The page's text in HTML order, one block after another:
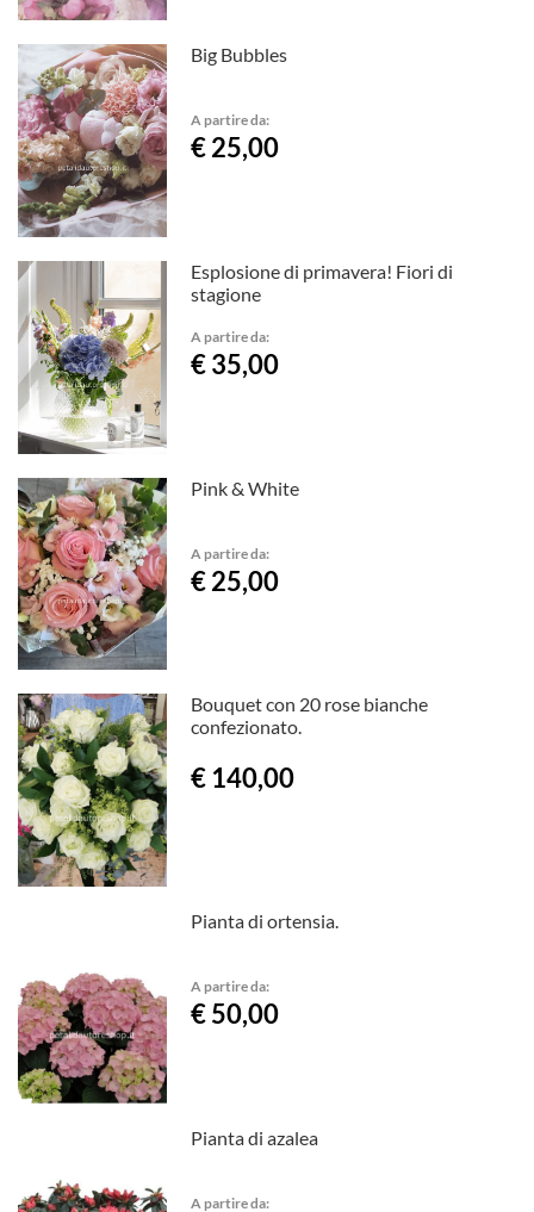
Big Bubbles
A partire da:
€ 25,00
Esplosione di primavera! Fiori di
stagione
A partire da:
€ 35,00
Pink & White
A partire da:
€ 25,00
Bouquet con 20 rose bianche
confezionato.
€ 140,00
Pianta di ortensia.
A partire da:
€ 50,00
Pianta di azalea
A partire da: